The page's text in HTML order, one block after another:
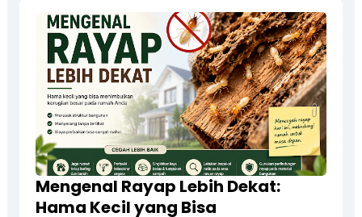
Mengenal Rayap Lebih Dekat:
Hama Kecil yang Bisa